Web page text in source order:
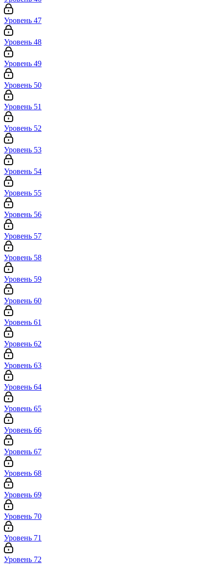
Уровень 47
Уровень 48
Уровень 49
Уровень 50
Уровень 51
Уровень 52
Уровень 53
Уровень 54
Уровень 55
Уровень 56
Уровень 57
Уровень 58
Уровень 59
Уровень 60
Уровень 61
Уровень 62
Уровень 63
Уровень 64
Уровень 65
Уровень 66
Уровень 67
Уровень 68
Уровень 69
Уровень 70
Уровень 71
Уровень 72